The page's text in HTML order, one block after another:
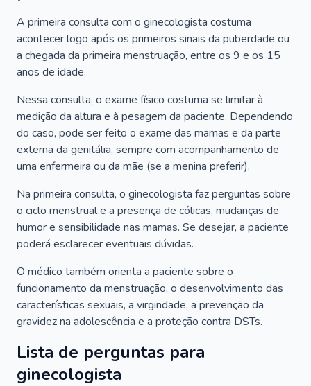
A primeira consulta com o ginecologista costuma
acontecer logo após os primeiros sinais da puberdade ou
a chegada da primeira menstruação, entre os 9 e os 15
anos de idade.
Nessa consulta, o exame físico costuma se limitar à
medição da altura e à pesagem da paciente. Dependendo
do caso, pode ser feito o exame das mamas e da parte
externa da genitália, sempre com acompanhamento de
uma enfermeira ou da mãe (se a menina preferir).
Na primeira consulta, o ginecologista faz perguntas sobre
o ciclo menstrual e a presença de cólicas, mudanças de
humor e sensibilidade nas mamas. Se desejar, a paciente
poderá esclarecer eventuais dúvidas.
O médico também orienta a paciente sobre o
funcionamento da menstruação, o desenvolvimento das
características sexuais, a virgindade, a prevenção da
gravidez na adolescência e a proteção contra DSTs.
Lista de perguntas para
ginecologista